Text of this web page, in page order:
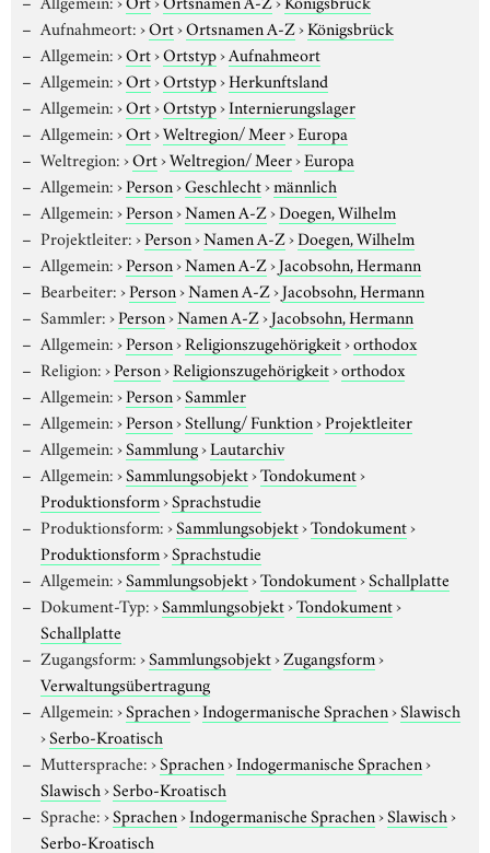
Aufnahmeort:›Ort›Ortsnamen A-Z›Königsbrück
Allgemein:›Ort›Ortstyp›Aufnahmeort
Allgemein:›Ort›Ortstyp›Herkunftsland
Allgemein:›Ort›Ortstyp›Internierungslager
Allgemein:›Ort›Weltregion/ Meer›Europa
Weltregion:›Ort›Weltregion/ Meer›Europa
Allgemein:›Person›Geschlecht›männlich
Allgemein:›Person›Namen A-Z›Doegen, Wilhelm
Projektleiter:›Person›Namen A-Z›Doegen, Wilhelm
Allgemein:›Person›Namen A-Z›Jacobsohn, Hermann
Bearbeiter:›Person›Namen A-Z›Jacobsohn, Hermann
Sammler:›Person›Namen A-Z›Jacobsohn, Hermann
Allgemein:›Person›Religionszugehörigkeit›orthodox
Religion:›Person›Religionszugehörigkeit›orthodox
Allgemein:›Person›Sammler
Allgemein:›Person›Stellung/ Funktion›Projektleiter
Allgemein:›Sammlung›Lautarchiv
Allgemein:›Sammlungsobjekt›Tondokument›
Produktionsform›Sprachstudie
Produktionsform:›Sammlungsobjekt›Tondokument›
Produktionsform›Sprachstudie
Allgemein:›Sammlungsobjekt›Tondokument›Schallplatte
Dokument-Typ:›Sammlungsobjekt›Tondokument›
Schallplatte
Zugangsform:›Sammlungsobjekt›Zugangsform›
Verwaltungsübertragung
Allgemein:›Sprachen›Indogermanische Sprachen›Slawisch
›Serbo-Kroatisch
Muttersprache:›Sprachen›Indogermanische Sprachen›
Slawisch›Serbo-Kroatisch
Sprache:›Sprachen›Indogermanische Sprachen›Slawisch›
Serbo-Kroatisch